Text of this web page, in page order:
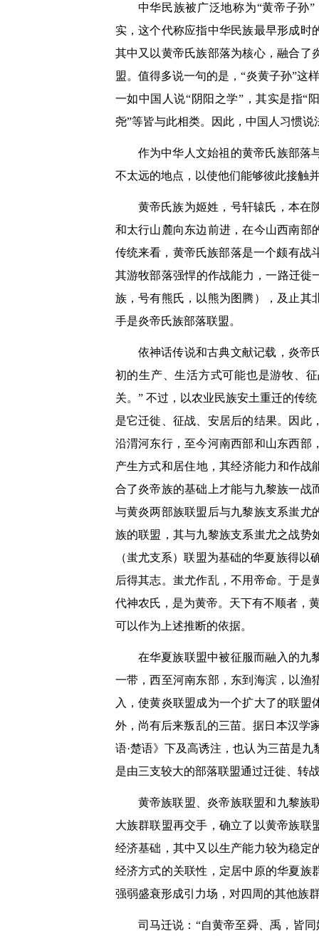
中华民族被广泛地称为“黄帝子孙”
实，这个代称应指中华民族最早形成
其中又以黄帝氏族部落为核心，融合了
盟。值得多说一句的是，“炎黄子孙”这
一如中国人说“阴阳之学”，其实是指“
尧”等皆与此相类。因此，中国人习惯
作为中华人文始祖的黄帝氏族部落
不太远的地点，以使他们能够彼此接触
黄帝氏族为姬姓，号轩辕氏，本在
和太行山麓向东边前进，在今山西南部
传统来看，黄帝氏族部落是一个颇有战
其游牧部落强悍的作战能力，一路迁徙
族，号有熊氏，以熊为图腾），及止其
手是炎帝氏族部落联盟。
依神话传说和古典文献记载，炎帝
初的生产、生活方式可能也是游牧、
关。 ” 不过，以农业民族安土重迁的传
是它迁徙、征战、安居后的结果。因
沿渭河东行，至今河南西部和山东西部
产生方式和居住地，其经济能力和作
合了炎帝族的基础上才能与九黎族一战
与黄炎两部族联盟后与九黎族支系蚩尤
族的联盟，其与九黎族支系蚩尤之战势
（蚩尤支系）联盟为基础的华夏族得以
后得其志。蚩尤作乱，不用帝命。于
代神农氏，是为黄帝。天下有不顺者，
可以作为上述推断的依据。
在华夏族联盟中被征服而融入的九
一带，西至河南东部，东到海滨，以渔
入，使黄炎联盟成为一个扩大了的联
外，尚有后来叛乱的三苗。据日本汉学
语·楚语》下及高诱注，也认为三苗是九
是由三支较大的部落联盟通过迁徙、转
黄帝族联盟、炎帝族联盟和九黎族
大族群联盟再交手，确立了以黄帝族
经济基础，其中又以生产能力较为稳定
经济方式的关联性，定居中原的华夏族
强弱盛衰形成引力场，对四周的其他族
司马迁说： “自黄帝至舜、禹，皆